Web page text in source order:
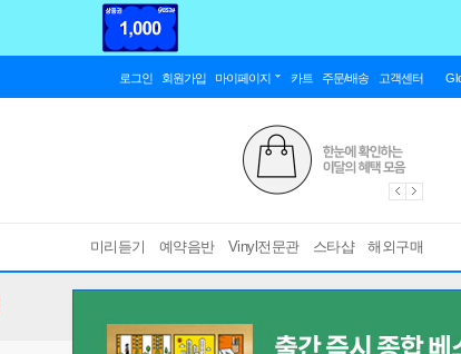
로그인 회원가입 마이페이지 카트 주문/배송 고객센터
미리듣기 예약음반 Vinyl전문관 스타샵 해외구매